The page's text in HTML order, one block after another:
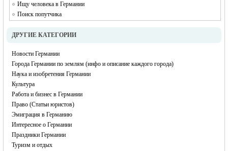
Ищу человека в Германии
Поиск попутчика
ДРУГИЕ КАТЕГОРИИ
Новости Германии
Города Германии по землям (инфо и описание каждого города)
Наука и изобретения Германии
Культура
Работа и бизнес в Германии
Право (Статьи юристов)
Эмиграция в Германию
Интересное о Германии
Праздники Германии
Туризм и отдых